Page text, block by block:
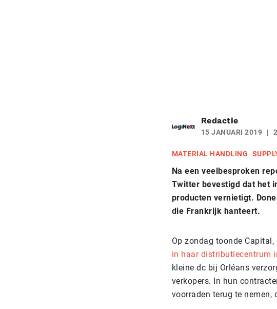
Redactie
15 JANUARI 2019
MATERIAL HANDLING
Na een veelbesproken
Twitter bevestigd dat het
producten vernietigt.
die Frankrijk hanteert.
Op zondag toonde
in haar distributiecentrum
kleine dc bij Orléans
verkopers. In hun
voorraden terug te nemen,